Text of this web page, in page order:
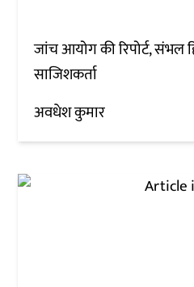
जांच आयोग की रिपोर्ट, संभल
साजिशकर्ता
अवधेश कुमार